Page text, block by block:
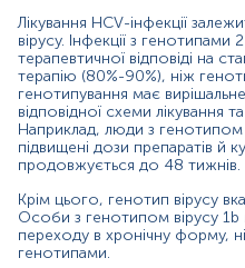
Визначення прогнозу
Прогнозування
Матеріал
плазма крові
Зміст:
Лікування HCV-інфекції
вірусу. Інфекції з
терапевтичної відповіді на
терапію (80%-90%), ніж
генотипування має
відповідної схеми лікування
Наприклад, люди з генотипом
підвищені дози препаратів й
продовжується до 48 тижнів.
Крім цього, генотип вірусу
Особи з генотипом вірусу 1b
переходу в хронічну форму,
генотипами.